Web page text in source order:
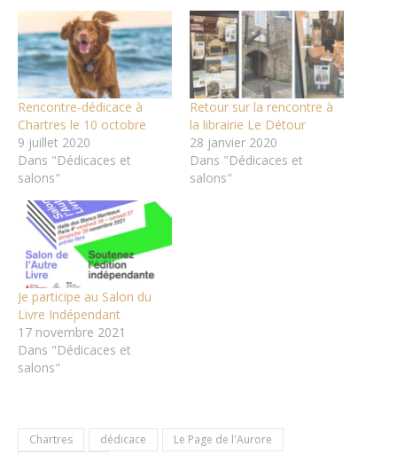
Rencontre-dédicace à
Chartres le 10 octobre
9 juillet 2020
Dans "Dédicaces et
salons"
Retour sur la rencontre à
la librairie Le Détour
28 janvier 2020
Dans "Dédicaces et
salons"
Je participe au Salon du
Livre Indépendant
17 novembre 2021
Dans "Dédicaces et
salons"
Chartres dédicace
Le Page de l'Aurore